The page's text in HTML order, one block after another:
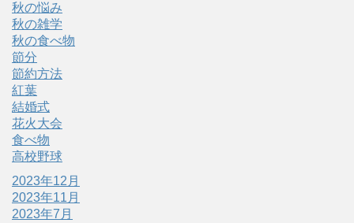
秋の悩み
秋の雑学
秋の食べ物
節分
節約方法
紅葉
結婚式
花火大会
食べ物
高校野球
2023年12月
2023年11月
2023年7月